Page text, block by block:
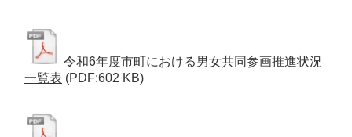
令和6年度市町における男女共同参画推進状況
一覧表 (PDF:602 KB)